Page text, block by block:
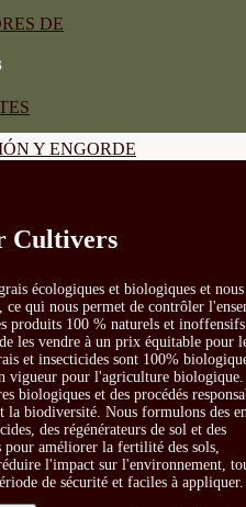
DE
Y ENGORDE
CULTIVOS Y
Cultivers
écologiques et biologiques et nous
ce qui nous permet de contrôler
produits 100 % naturels et
les vendre à un prix équitable pour
et insecticides sont 100%
vigueur pour l'agriculture biologique.
biologiques et des procédés
la biodiversité. Nous formulons des
des régénérateurs de sol et des
pour améliorer la fertilité des sols,
l'impact sur l'environnement,
de sécurité et faciles à appliquer.